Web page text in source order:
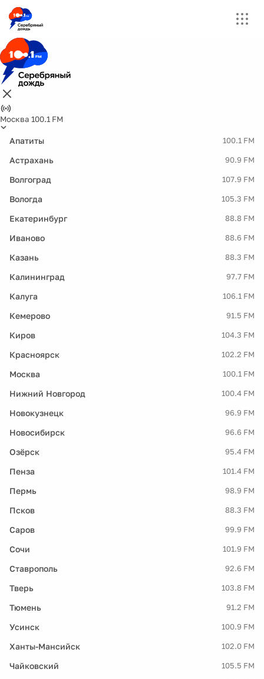
Москва 100.1 FM
Апатиты 100.1 FM
Астрахань 90.9 FM
Волгоград 107.9 FM
Вологда 105.3 FM
Екатеринбург 88.8 FM
Иваново 88.6 FM
Казань 88.3 FM
Калининград 97.7 FM
Калуга 106.1 FM
Кемерово 91.5 FM
Киров 104.3 FM
Красноярск 102.2 FM
Москва 100.1 FM
Нижний Новгород 100.4 FM
Новокузнецк 96.9 FM
Новосибирск 96.6 FM
Озёрск 95.4 FM
Пенза 101.4 FM
Пермь 98.9 FM
Псков 88.3 FM
Саров 99.9 FM
Сочи 101.9 FM
Ставрополь 92.6 FM
Тверь 103.8 FM
Тюмень 91.2 FM
Усинск 100.9 FM
Ханты-Мансийск 102.0 FM
Чайковский 105.5 FM